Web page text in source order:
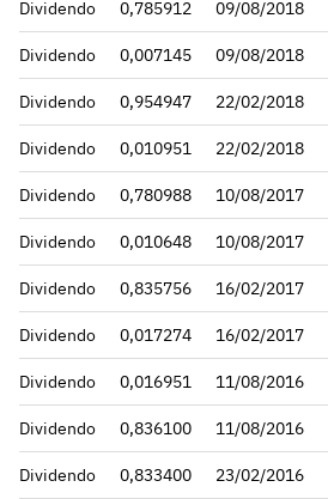
Dividendo 0,785912 09/08/2018
Dividendo 0,007145 09/08/2018
Dividendo 0,954947 22/02/2018
Dividendo 0,010951 22/02/2018
Dividendo 0,780988 10/08/2017
Dividendo 0,010648 10/08/2017
Dividendo 0,835756 16/02/2017
Dividendo 0,017274 16/02/2017
Dividendo 0,016951 11/08/2016
Dividendo 0,836100 11/08/2016
Dividendo 0,833400 23/02/2016